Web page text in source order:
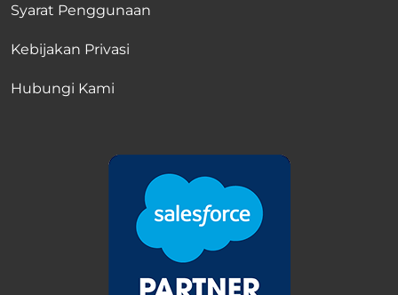
Syarat Penggunaan
Kebijakan Privasi
Hubungi Kami